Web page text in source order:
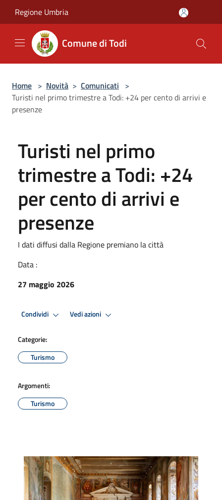
Regione Umbria
Comune di Todi
Home > Novità > Comunicati >
Turisti nel primo trimestre a Todi: +24 per cento di arrivi e
presenze
Turisti nel primo
trimestre a Todi: +24
per cento di arrivi e
presenze
I dati diffusi dalla Regione premiano la città
Data :
27 maggio 2026
Condividi Vedi azioni
Categorie:
Turismo
Argomenti:
Turismo